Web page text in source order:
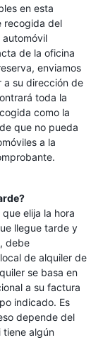
en esta
recogida del
de la oficina
enviamos
a su dirección de
toda la
como la
que no pueda
a la
elija la hora
llegue tarde y
debe
de alquiler de
se basa en
a su factura
indicado. Es
depende del
tiene algún